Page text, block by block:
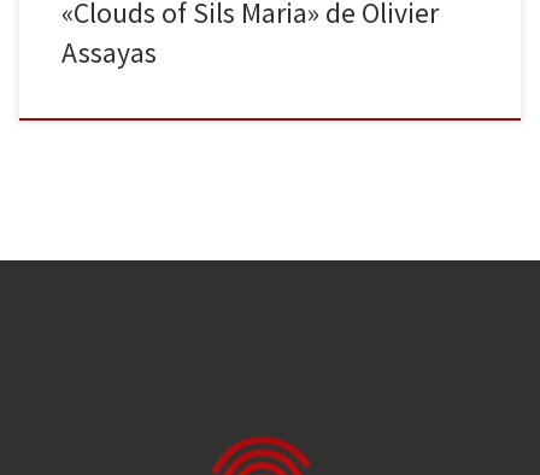
«Clouds of Sils Maria» de Olivier
Assayas